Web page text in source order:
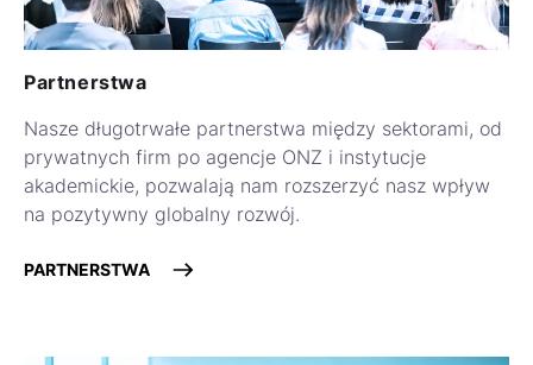
Partnerstwa
Nasze długotrwałe partnerstwa między sektorami, od
prywatnych firm po agencje ONZ i instytucje
akademickie, pozwalają nam rozszerzyć nasz wpływ
na pozytywny globalny rozwój.
PARTNERSTWA